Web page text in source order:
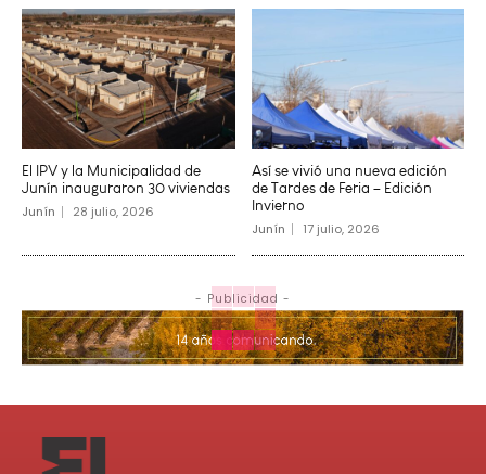
El IPV y la Municipalidad de
Junín inauguraron 30 viviendas
Junín 28 julio, 2026
Así se vivió una nueva edición
de Tardes de Feria – Edición
Invierno
Junín 17 julio, 2026
- Publicidad -